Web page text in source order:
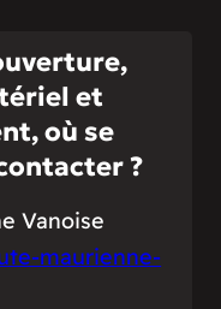
et
où se
?
Vanoise
maurienne-